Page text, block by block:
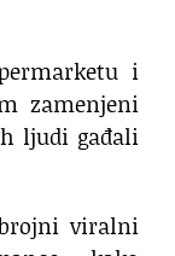
i
zamenjeni
ljudi gađali
viralni